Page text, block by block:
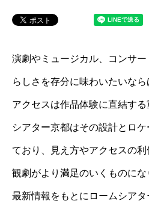
演劇やミュージカル、コンサ
らしさを存分に味わいたいな
アクセスは作品体験に直結す
シアター京都はその設計とロ
ており、見え方やアクセスの
観劇がより満足のいくものにな
最新情報をもとにロームシアタ